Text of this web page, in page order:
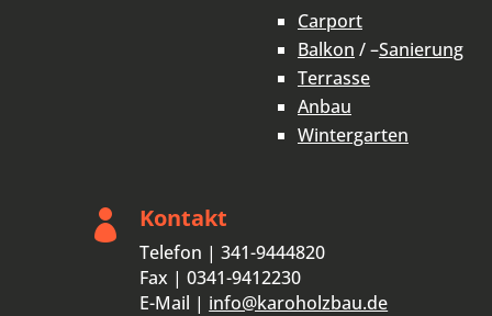
Carport
Balkon / –Sanierung
Terrasse
Anbau
Wintergarten
 Kontakt
Telefon | 341-9444820
Fax | 0341-9412230
E-Mail | info@karoholzbau.de